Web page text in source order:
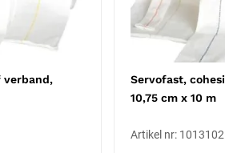
verband, groen, 5 cm x 10 m
verband, geel, 10,75 cm x 10 m
verband, blauw, 7,5 cm x 10 m
elastisch verband, beige, 17,5 cm x 10
verband,
Servofast,
10,75 cm x 10 m
Artikel nr: 1013102